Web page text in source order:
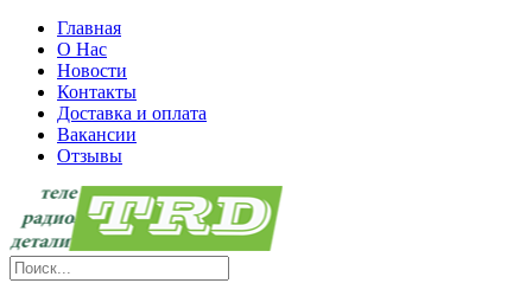
Главная
О Нас
Новости
Контакты
Доставка и оплата
Вакансии
Отзывы